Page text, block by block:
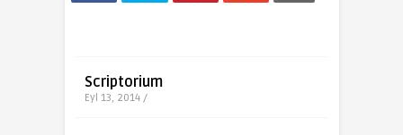
Scriptorium
Eyl 13, 2014 /